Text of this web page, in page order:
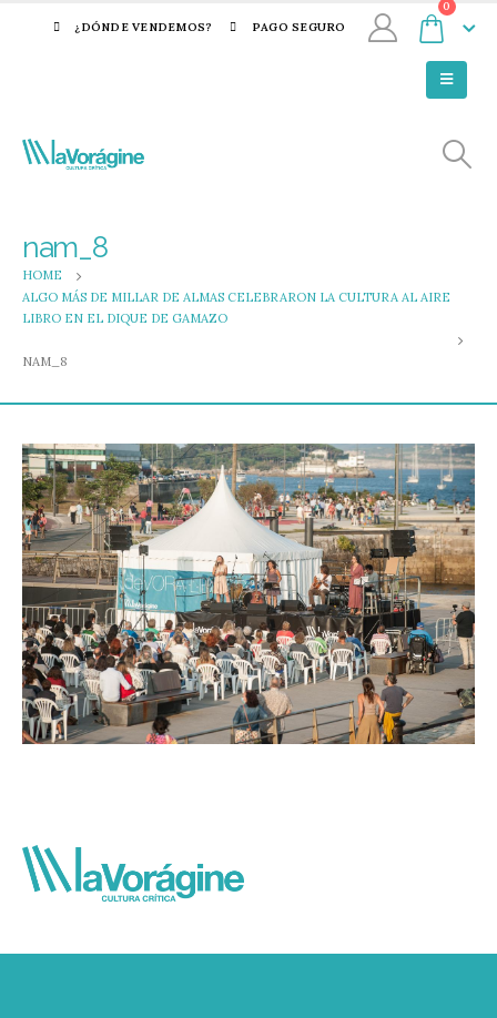
¿DÓNDE VENDEMOS? PAGO SEGURO
0
nam_8
HOME
ALGO MÁS DE MILLAR DE ALMAS CELEBRARON LA CULTURA AL AIRE
LIBRO EN EL DIQUE DE GAMAZO
NAM_8